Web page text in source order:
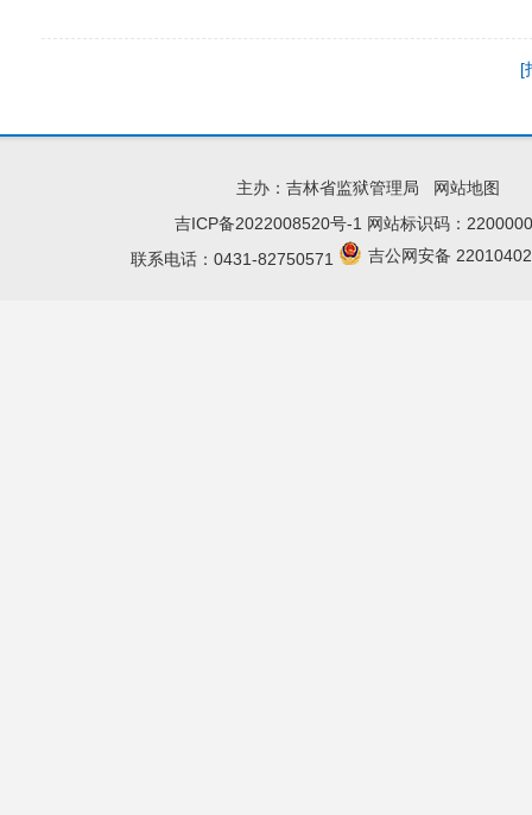
[
主办：吉林省监狱管理局
网站地图
吉ICP备2022008520号-1 网站标识码：
联系电话：0431-82750571
吉公网安备